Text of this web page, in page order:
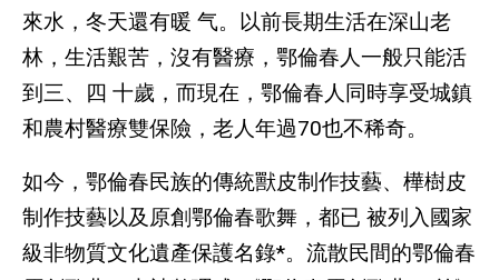
來水，冬天還有暖 气。以前長期生活在深山老
林，生活艱苦，沒有醫療，鄂倫春人一般只能活
到三、四 十歲，而現在，鄂倫春人同時享受城鎮
和農村醫療雙保險，老人年過70也不稀奇。
如今，鄂倫春民族的傳統獸皮制作技藝、樺樹皮
制作技藝以及原創鄂倫春歌舞，都已 被列入國家
級非物質文化遺產保護名錄*。流散民間的鄂倫春